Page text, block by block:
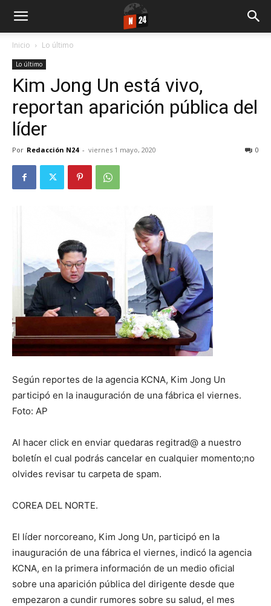
Inicio Lo último
Lo último
Kim Jong Un está vivo,
reportan aparición pública del
líder
Por Redacción N24 - viernes 1 mayo, 2020 0
Según reportes de la agencia KCNA, Kim Jong Un
participó en la inauguración de una fábrica el viernes.
Foto: AP
Al hacer click en enviar quedaras regitrad@ a nuestro
boletín el cual podrás cancelar en cualquier momento;no
olvides revisar tu carpeta de spam.
COREA DEL NORTE.
El líder norcoreano, Kim Jong Un, participó en la
inauguración de una fábrica el viernes, indicó la agencia
KCNA, en la primera información de un medio oficial
sobre una aparición pública del dirigente desde que
empezaron a cundir rumores sobre su salud, el mes